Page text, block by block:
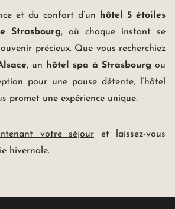
et du confort d’un
hôtel 5 étoiles
Strasbourg, où chaque instant se
précieux. Que vous recherchiez
, un hôtel spa à Strasbourg ou
pour une pause détente, l’hôtel
promet une expérience unique.
votre séjour et laissez-vous
hivernale.
Maison Rouge Hotel & Spa
Autograph Collection *****
4, rue des Francs-Bourgeois
67000 Strasbourg France
info@maison-rouge.com